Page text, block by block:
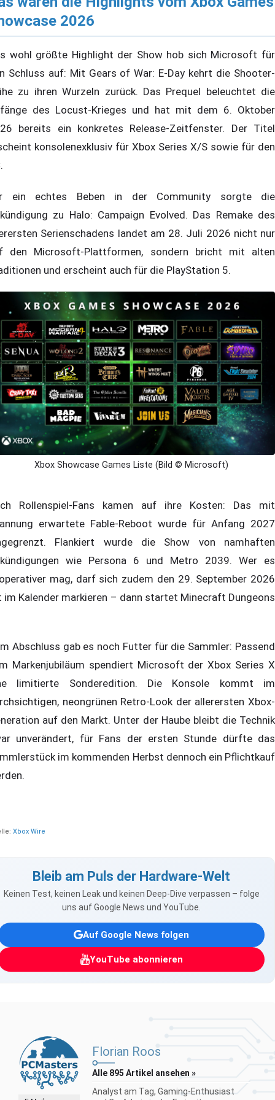
2026
wohl größte Highlight der Show hob sich Microsoft für
Schluss auf: Mit Gears of War: E-Day kehrt die Shooter-
zu ihren Wurzeln zurück. Das Prequel beleuchtet die
des Locust-Krieges und hat mit dem 6. Oktober
bereits ein konkretes Release-Zeitfenster. Der Titel
konsolenexklusiv für Xbox Series X/S sowie für den
ein echtes Beben in der Community sorgte die
zu Halo: Campaign Evolved. Das Remake des
Serienschadens landet am 28. Juli 2026 nicht nur
den Microsoft-Plattformen, sondern bricht mit alten
und erscheint auch für die PlayStation 5.
Xbox Showcase Games Liste (Bild © Microsoft)
Rollenspiel-Fans kamen auf ihre Kosten: Das mit
erwartete Fable-Reboot wurde für Anfang 2027
Flankiert wurde die Show von namhaften
wie Persona 6 und Metro 2039. Wer es
mag, darf sich zudem den 29. September 2026
im Kalender markieren – dann startet Minecraft Dungeons
Abschluss gab es noch Futter für die Sammler: Passend
Markenjubiläum spendiert Microsoft der Xbox Series X
limitierte Sonderedition. Die Konsole kommt im
neongrünen Retro-Look der allerersten Xbox-
auf den Markt. Unter der Haube bleibt die Technik
unverändert, für Fans der ersten Stunde dürfte das
im kommenden Herbst dennoch ein Pflichtkauf
Xbox Wire
Bleib am Puls der Hardware-Welt
Keinen Test, keinen Leak und keinen Deep-Dive verpassen – folge
uns auf Google News und YouTube.
Auf Google News folgen
YouTube abonnieren
Florian Roos
Alle 895 Artikel ansehen »
Analyst am Tag, Gaming-Enthusiast